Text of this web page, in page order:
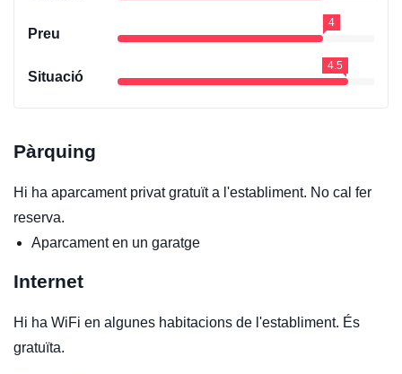
Preu
4
Situació
4.5
Pàrquing
Hi ha aparcament privat gratuït a l'establiment. No cal fer
reserva.
Aparcament en un garatge
Internet
Hi ha WiFi en algunes habitacions de l'establiment. És
gratuïta.